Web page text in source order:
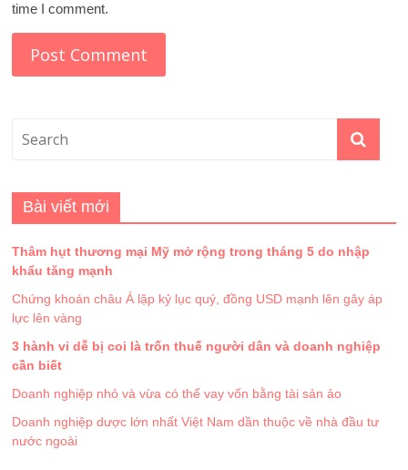
time I comment.
Bài viết mới
Thâm hụt thương mại Mỹ mở rộng trong tháng 5 do nhập
khẩu tăng mạnh
Chứng khoán châu Á lập kỷ lục quý, đồng USD mạnh lên gây áp
lực lên vàng
3 hành vi dễ bị coi là trốn thuế người dân và doanh nghiệp
cần biết
Doanh nghiệp nhỏ và vừa có thể vay vốn bằng tài sản ảo
Doanh nghiệp dược lớn nhất Việt Nam dần thuộc về nhà đầu tư
nước ngoài